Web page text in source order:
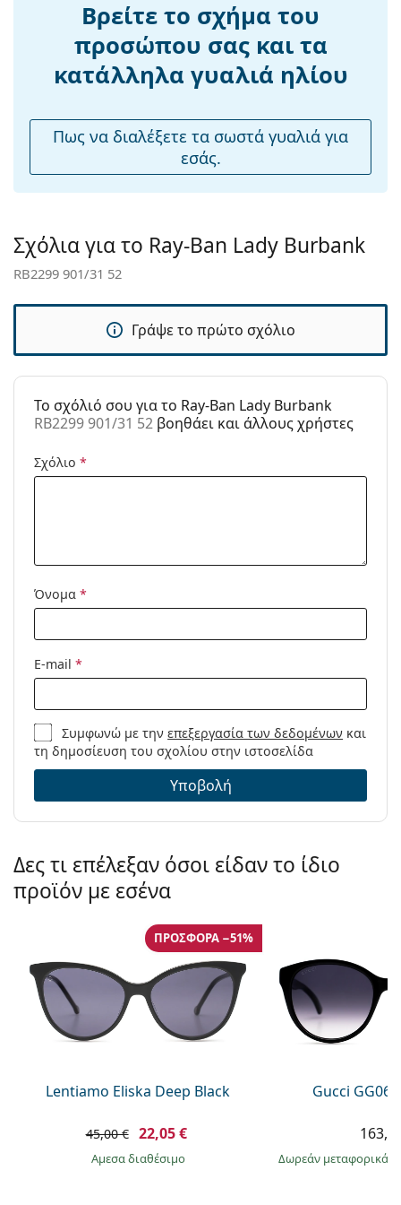
120 γρ
μαξιλάρια
Όχι
άρθρωση:
Όχι
Αξεσουάρ
Πανί
καθαρισμού:
Ναι
Άλλα
Γυναικεία
Χρήση:
Μόδα
Προϊόντος /
Βρείτε το σχήμα του
προσώπου σας και τα
κατάλληλα γυαλιά ηλίου
Πως να διαλέξετε τα σωστά γυαλιά για
εσάς.
Σχόλια για το Ray-Ban Lady Burbank
RB2299 901/31 52
Γράψε το πρώτο σχόλιο
To σχόλιό σου για το Ray-Ban Lady Burbank
RB2299 901/31 52 βοηθάει και άλλους χρήστες
Σχόλιο *
Όνομα *
E-mail *
Συμφωνώ με τηνεπεξεργασία των δεδομένων και
τη δημοσίευση του σχολίου στην ιστοσελίδα
Υποβολή
Δες τι επέλεξαν όσοι είδαν το ίδιο
προϊόν με εσένα
Lentiamo Eliska Deep Black
ΠΡΟΣΦΟΡΆ −51%
45,00 € 22,05 €
άμεσα διαθέσιμο
Gucci
Δωρεάν μεταφορικά